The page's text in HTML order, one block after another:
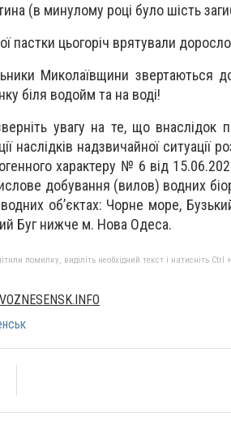
(в минулому році було шість
пастки цьогоріч врятували
Миколаївщини звертаються
біля водойм та на воді!
увагу на те, що внаслідок
наслідків надзвичайної ситуації
характеру № 6 від
добування (вилов) водних
об’єктах: Чорне море,
Буг нижче м. Нова Одеса.
помилку, виділіть необхідний текст і натисніть